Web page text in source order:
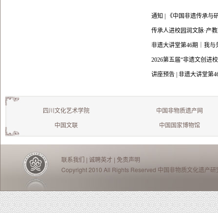
通知 | 《中国非遗传承与
传承人进校园润文脉·产
非遗大讲堂第46期｜我
2026第五届“非遗文创进
讲座预告 | 非遗大讲堂第
四川文化艺术学院 中国非物质遗产网
中国文联 中国国家博物馆
联系我们 | 诚聘英才 | 免责声明
Copyright 2010 All Rights Reserved 中国非物质文化遗产